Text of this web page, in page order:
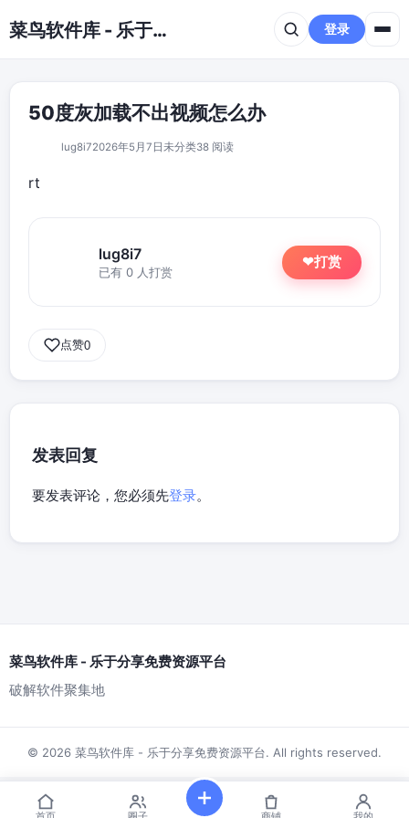
菜鸟软件库 - 乐于分享免费资源平台 登录
50度灰加载不出视频怎么办
lug8i72026年5月7日 未分类38 阅读
rt
lug8i7
已有 0 人打赏
❤打赏
点赞0
发表回复
要发表评论，您必须先登录。
菜鸟软件库 - 乐于分享免费资源平台
破解软件聚集地
© 2026 菜鸟软件库 - 乐于分享免费资源平台. All rights reserved.